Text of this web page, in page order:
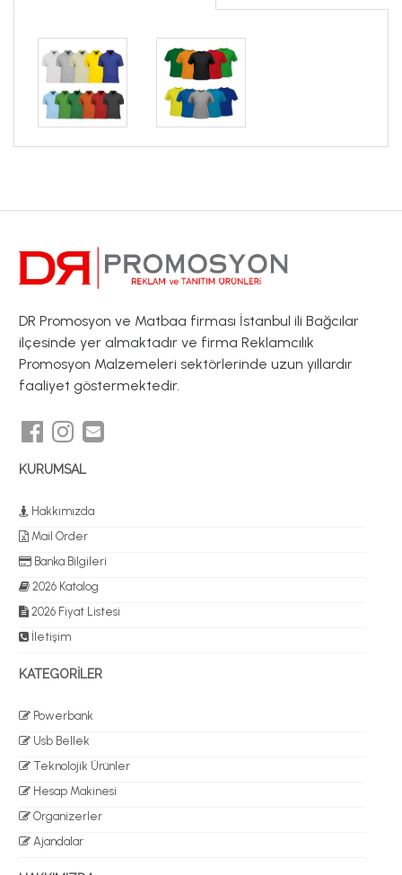
DR Promosyon ve Matbaa firması İstanbul ili Bağcılar
ilçesinde yer almaktadır ve firma Reklamcılık
Promosyon Malzemeleri sektörlerinde uzun yıllardır
faaliyet göstermektedir.
KURUMSAL
Hakkımızda
Mail Order
Banka Bilgileri
2026 Katalog
2026 Fiyat Listesi
İletişim
KATEGORİLER
Powerbank
Usb Bellek
Teknolojik Ürünler
Hesap Makinesi
Organizerler
Ajandalar